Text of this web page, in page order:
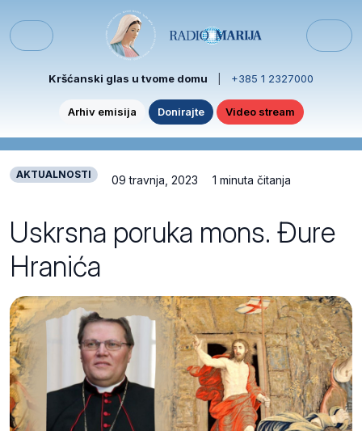
Menu
Kršćanski glas u tvome domu +385 1 2327000
Arhiv emisija Donirajte Video stream
AKTUALNOSTI 09 travnja, 2023 1 minuta čitanja
Uskrsna poruka mons. Đure
Hranića